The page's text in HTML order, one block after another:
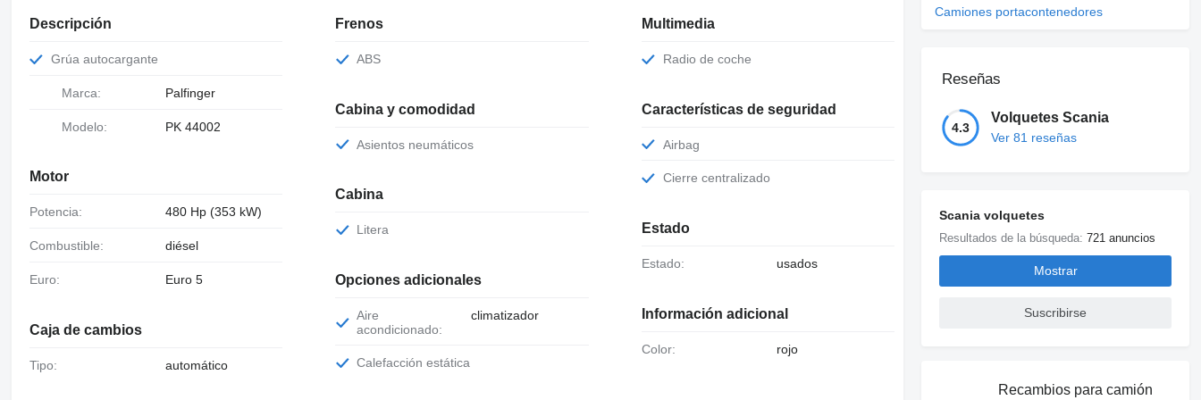
Descripción
Grúa autocargante
Marca: Palfinger
Modelo: PK 44002
Motor
Potencia: 480 Hp (353 kW)
Combustible: diésel
Euro: Euro 5
Caja de cambios
Tipo: automático
Frenos
ABS
Cabina y comodidad
Asientos neumáticos
Cabina
Litera
Opciones adicionales
Aire
acondicionado:
climatizador
Calefacción estática
Multimedia
Radio de coche
Características de seguridad
Airbag
Cierre centralizado
Estado
Estado: usados
Información adicional
Color: rojo
Camiones portacontenedores
Reseñas
4.3
Volquetes Scania
Ver 81 reseñas
Scania volquetes
Resultados de la búsqueda:721 anuncios
Mostrar
Suscribirse
Recambios para camión